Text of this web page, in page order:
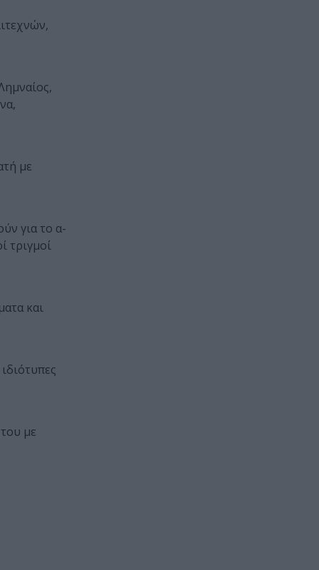
με
για το α-
τριγμοί
και
με